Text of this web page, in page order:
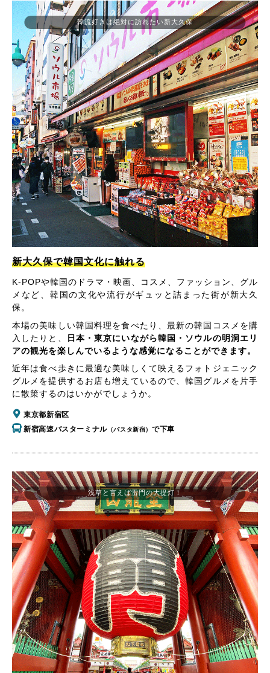
韓流好きは絶対に訪れたい新大久保
新大久保で韓国文化に触れる
K-POPや韓国のドラマ・映画、コスメ、ファッション、グル
メなど、韓国の文化や流行がギュッと詰まった街が新大久
保。
本場の美味しい韓国料理を食べたり、最新の韓国コスメを購
入したりと、
日本・東京にいながら韓国・ソウルの明洞エリ
アの観光を楽しんでいるような感覚になることができます。
近年は食べ歩きに最適な美味しくて映えるフォトジェニック
グルメを提供するお店も増えているので、韓国グルメを片手
に散策するのはいかがでしょうか。
東京都新宿区
新宿高速バスターミナル（バスタ新宿） で下車
浅草と言えば雷門の大提灯！